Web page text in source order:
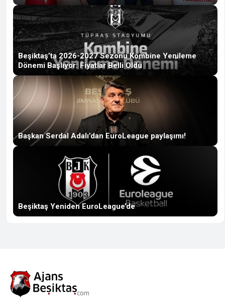
Beşiktaş’ta 2026-2027 Sezonu Kombine Yenileme
Dönemi Başlıyor: Fiyatlar Belli Oldu
Başkan Serdal Adalı’dan EuroLeague paylaşımı!
Beşiktaş Yeniden EuroLeague’de